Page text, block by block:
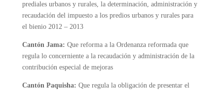
prediales urbanos y rurales, la determinación, administración y
recaudación del impuesto a los predios urbanos y rurales para
el bienio 2012 – 2013
Cantón Jama: Que reforma a la Ordenanza reformada que
regula lo concerniente a la recaudación y administración de la
contribución especial de mejoras
Cantón Paquisha: Que regula la obligación de presentar el